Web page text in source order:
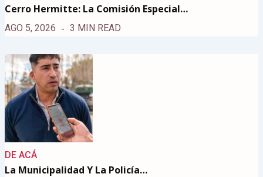
Cerro Hermitte: La Comisión Especial…
AGO 5, 2026 3 MIN READ
DE ACÁ
La Municipalidad Y La Policía…